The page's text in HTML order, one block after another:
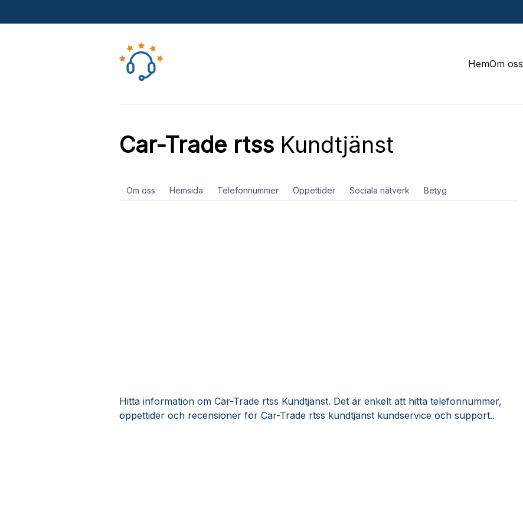
HemOm oss
Car-Trade rtssKundtjänst
Om oss Hemsida Telefonnummer Öppettider Sociala nätverk Betyg
Hitta information om Car-Trade rtss Kundtjänst. Det är enkelt att hitta telefonnummer,
öppettider och recensioner för Car-Trade rtss kundtjänst kundservice och support..